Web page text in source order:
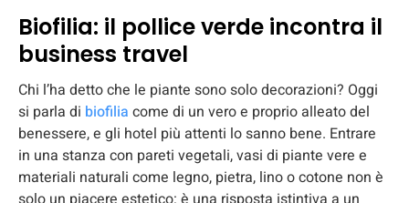
Biofilia: il pollice verde incontra il
business travel
Chi l’ha detto che le piante sono solo decorazioni? Oggi
si parla di biofilia come di un vero e proprio alleato del
benessere, e gli hotel più attenti lo sanno bene. Entrare
in una stanza con pareti vegetali, vasi di piante vere e
materiali naturali come legno, pietra, lino o cotone non è